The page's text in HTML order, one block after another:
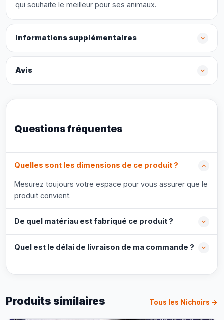
qui souhaite le meilleur pour ses animaux.
Informations supplémentaires
Avis
Questions fréquentes
Quelles sont les dimensions de ce produit ?
Mesurez toujours votre espace pour vous assurer que le
produit convient.
De quel matériau est fabriqué ce produit ?
Quel est le délai de livraison de ma commande ?
Produits similaires Tous les Nichoirs →